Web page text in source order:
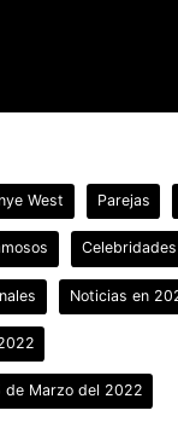
West Parejas
Noticias en
de Marzo del 2022